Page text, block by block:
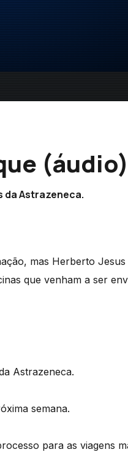
(áudio)
da Astrazeneca.
mas Herberto
que venham a ser
Astrazeneca.
semana.
para as viagens